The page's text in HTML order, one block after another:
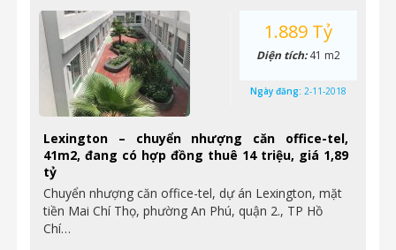
Lexington – chuyển nhượng căn office-tel,
41m2, đang có hợp đồng thuê 14 triệu, giá 1,89
tỷ
Chuyển nhượng căn office-tel, dự án Lexington, mặt
tiền Mai Chí Thọ, phường An Phú, quận 2., TP Hồ
Chí…
1.889 Tỷ
Diện tích:41 m2
Ngày đăng: 2-11-2018